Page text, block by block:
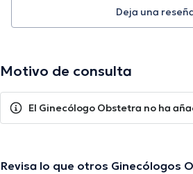
Deja una
Motivo de consulta
El Ginecólogo Obstetra no ha
Revisa lo que otros Ginecólogos